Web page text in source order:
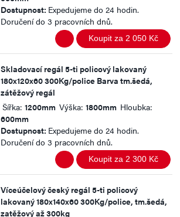
Dostupnost: Expedujeme do 24 hodin.
Doručení do 3 pracovních dnů.
Koupit za 2 050 Kč
Skladovací regál 5-ti policový lakovaný
180x120x60 300Kg/police Barva tm.šedá,
zátěžový regál
Šířka: 1200mm Výška: 1800mm Hloubka:
600mm
Dostupnost: Expedujeme do 24 hodin.
Doručení do 3 pracovních dnů.
Koupit za 2 300 Kč
Víceúčelový český regál 5-ti policový
lakovaný 180x140x60 300Kg/police, tm.šedá,
zatěžový až 300kg